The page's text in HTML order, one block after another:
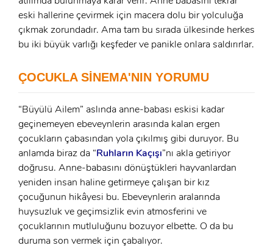
GIRIŞ YAP
E-Posta:
Şifre:
Beni Hatırla Şifremi Unuttum ?
ÜYE OL
E-Posta:
Şifre:
eski hallerine çevirmek için macera dolu bir yolculuğa
çıkmak zorundadır. Ama tam bu sırada ülkesinde herkes
bu iki büyük varlığı keşfeder ve panikle onlara saldırırlar.
ÇOCUKLA SİNEMA'NIN YORUMU
“Büyülü Ailem” aslında anne-babası eskisi kadar
geçinemeyen ebeveynlerin arasında kalan ergen
çocukların çabasından yola çıkılmış gibi duruyor. Bu
anlamda biraz da “Ruhların Kaçışı”nı akla getiriyor
doğrusu. Anne-babasını dönüştükleri hayvanlardan
yeniden insan haline getirmeye çalışan bir kız
çocuğunun hikâyesi bu. Ebeveynlerin aralarında
huysuzluk ve geçimsizlik evin atmosferini ve
çocuklarının mutluluğunu bozuyor elbette. O da bu
duruma son vermek için çabalıyor.